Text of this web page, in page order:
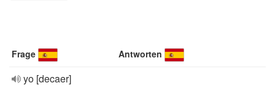
Frage Antworten
yo [decaer]